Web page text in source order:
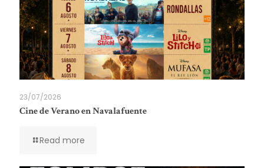
23/07/2026
Cine de Verano en Navalafuente
Read more